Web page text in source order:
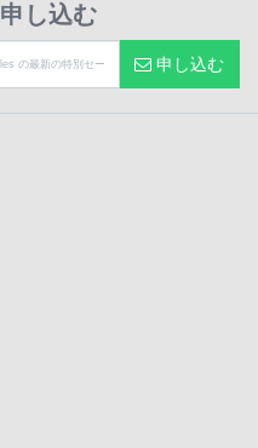
申し込む
申し込む